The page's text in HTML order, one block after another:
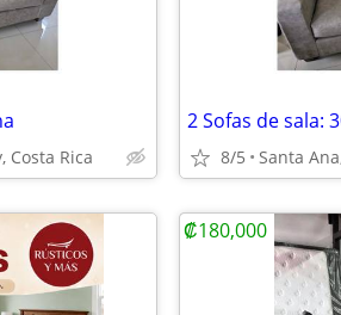
Costa Rica
2 Sofas de sala:
8/5 Santa
₡180,000